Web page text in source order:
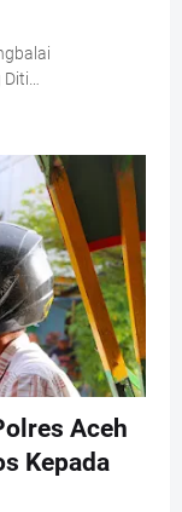
Aceh
Kepada